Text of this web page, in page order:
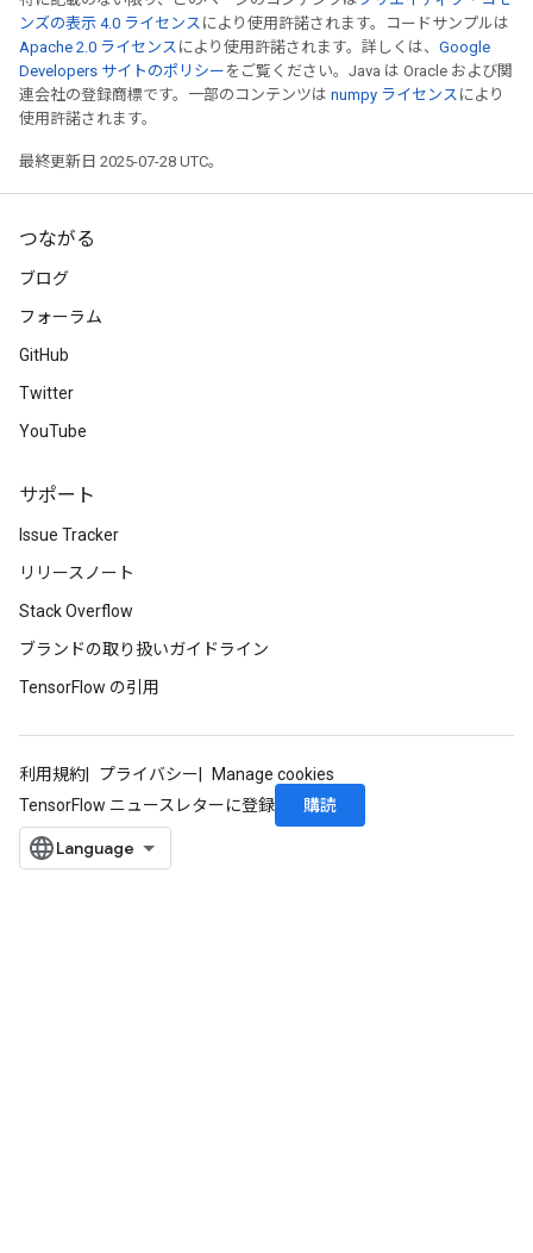
ンズの表示 4.0 ライセンス により使用許諾されます。コードサンプルは
Apache 2.0 ライセンス により使用許諾されます。詳しくは、 Google
Developers サイトのポリシー をご覧ください。Java は Oracle および関
連会社の登録商標です。一部のコンテンツは numpy ライセンス により
使用許諾されます。
最終更新日 2025-07-28 UTC。
つながる
ブログ
フォーラム
GitHub
Twitter
YouTube
サポート
Issue Tracker
リリースノート
Stack Overflow
ブランドの取り扱いガイドライン
TensorFlow の引用
利用規約 プライバシー
Manage cookies
TensorFlow ニュースレターに登録
購読